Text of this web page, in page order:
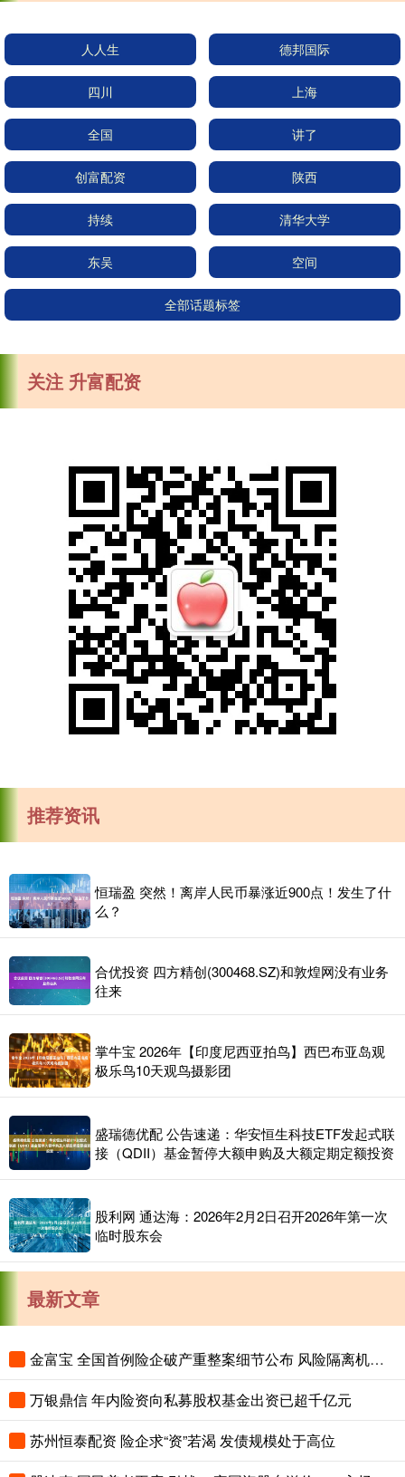
人人生 德邦国际
四川 上海
全国 讲了
创富配资 陕西
持续 清华大学
东吴 空间
全部话题标签
关注 升富配资
推荐资讯
恒瑞盈 突然！离岸人民币暴涨近900点！发生了什
么？
合优投资 四方精创(300468.SZ)和敦煌网没有业务
往来
掌牛宝 2026年【印度尼西亚拍鸟】西巴布亚岛观
极乐鸟10天观鸟摄影团
盛瑞德优配 公告速递：华安恒生科技ETF发起式联
接（QDII）基金暂停大额申购及大额定期定额投资
股利网 通达海：2026年2月2日召开2026年第一次
临时股东会
最新文章
金富宝 全国首例险企破产重整案细节公布 风险隔离机制保障保单债权人权益
万银鼎信 年内险资向私募股权基金出资已超千亿元
苏州恒泰配资 险企求“资”若渴 发债规模处于高位